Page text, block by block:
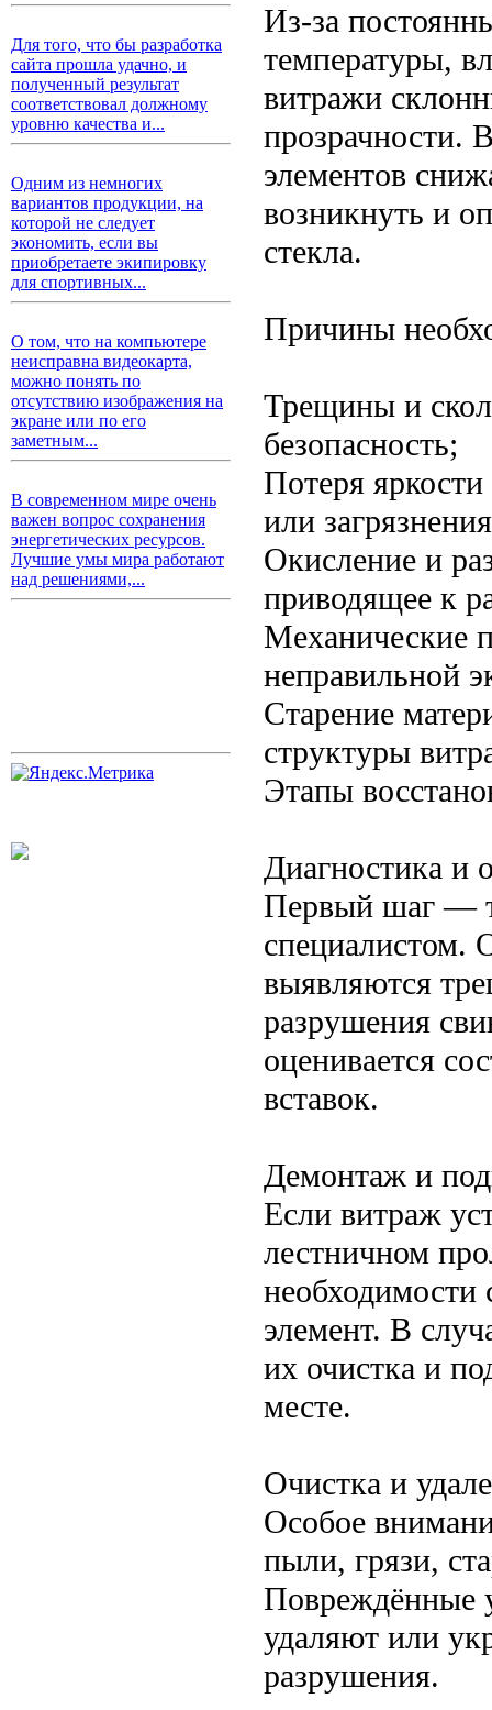
Для того, что бы разработка
сайта прошла удачно, и
полученный результат
соответствовал должному
уровню качества и...
Одним из немногих
вариантов продукции, на
которой не следует
экономить, если вы
приобретаете экипировку
для спортивных...
О том, что на компьютере
неисправна видеокарта,
можно понять по
отсутствию изображения на
экране или по его
заметным...
В современном мире очень
важен вопрос сохранения
энергетических ресурсов.
Лучшие умы мира работают
над решениями,...
Из-за
температуры,
витражи
прозрачности.
элементов
возникнуть и
стекла.
Причины
Трещины и
безопасность;
Потеря
или
Окисление и
приводящее к
Механические
неправильной
Старение
структуры
Этапы
Диагностика и
Первый шаг —
специалистом.
выявляются
разрушения
оценивается
вставок.
Демонтаж и
Если витраж
лестничном
необходимости
элемент. В
их очистка и
месте.
Очистка и
Особое
пыли, грязи,
Повреждённые
удаляют или
разрушения.